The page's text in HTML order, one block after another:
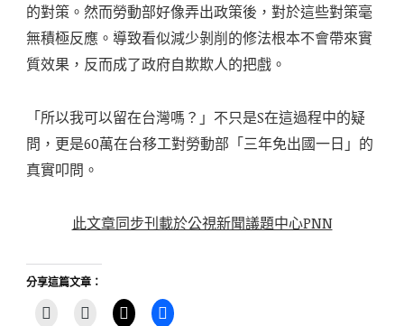
的對策。然而勞動部好像弄出政策後，對於這些對策毫
無積極反應。導致看似減少剝削的修法根本不會帶來實
質效果，反而成了政府自欺欺人的把戲。
「所以我可以留在台灣嗎？」不只是S在這過程中的疑
問，更是60萬在台移工對勞動部「三年免出國一日」的
真實叩問。
此文章同步刊載於公視新聞議題中心PNN
分享這篇文章：